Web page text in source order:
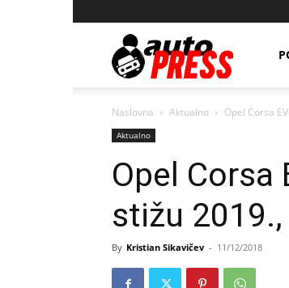
Naslovna Aktualno Opel Corsa
Aktualno
Opel Corsa
stižu
By Kristian Sikavičev - 11/12/2018